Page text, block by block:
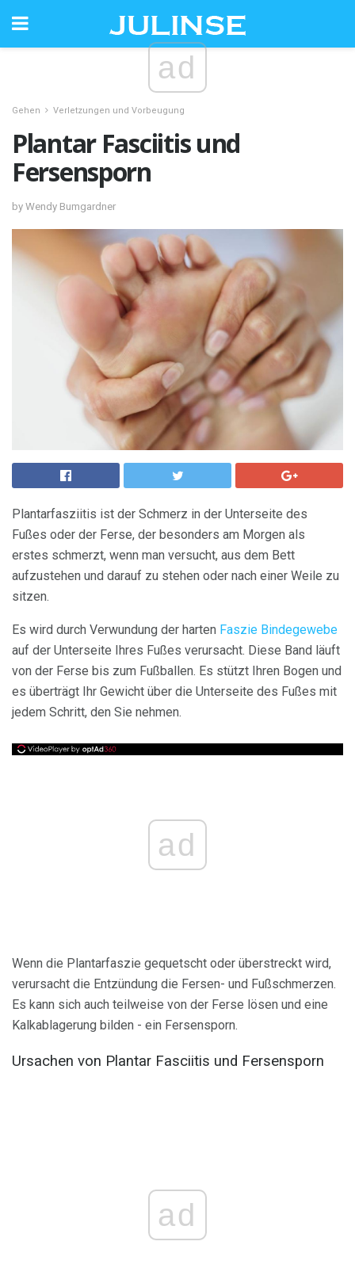
ad
Gehen Verletzungen und Vorbeugung
Plantar Fasciitis und
Fersensporn
by Wendy Bumgardner
Plantarfasziitis ist der Schmerz in der Unterseite des
Fußes oder der Ferse, der besonders am Morgen als
erstes schmerzt, wenn man versucht, aus dem Bett
aufzustehen und darauf zu stehen oder nach einer Weile zu
sitzen.
Es wird durch Verwundung der harten Faszie Bindegewebe
auf der Unterseite Ihres Fußes verursacht. Diese Band läuft
von der Ferse bis zum Fußballen. Es stützt Ihren Bogen und
es überträgt Ihr Gewicht über die Unterseite des Fußes mit
jedem Schritt, den Sie nehmen.
ad
Wenn die Plantarfaszie gequetscht oder überstreckt wird,
verursacht die Entzündung die Fersen- und Fußschmerzen.
Es kann sich auch teilweise von der Ferse lösen und eine
Kalkablagerung bilden - ein Fersensporn.
Ursachen von Plantar Fasciitis und Fersensporn
ad